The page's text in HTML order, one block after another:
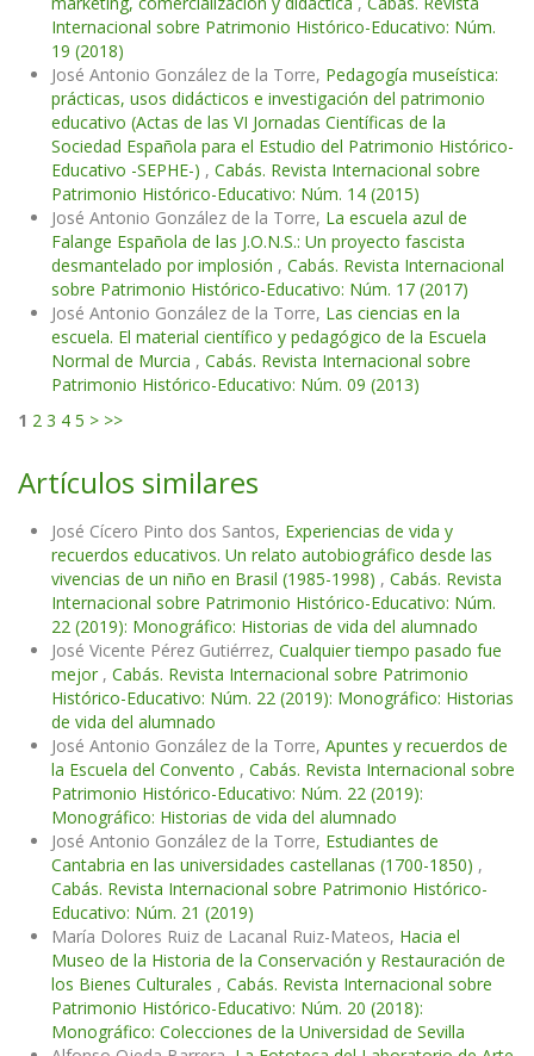
Internacional sobre Patrimonio Histórico-Educativo: Núm.
19 (2018)
José Antonio González de la Torre, Pedagogía museística:
prácticas, usos didácticos e investigación del patrimonio
educativo (Actas de las VI Jornadas Científicas de la
Sociedad Española para el Estudio del Patrimonio Histórico-
Educativo -SEPHE-) , Cabás. Revista Internacional sobre
Patrimonio Histórico-Educativo: Núm. 14 (2015)
José Antonio González de la Torre, La escuela azul de
Falange Española de las J.O.N.S.: Un proyecto fascista
desmantelado por implosión , Cabás. Revista Internacional
sobre Patrimonio Histórico-Educativo: Núm. 17 (2017)
José Antonio González de la Torre, Las ciencias en la
escuela. El material científico y pedagógico de la Escuela
Normal de Murcia , Cabás. Revista Internacional sobre
Patrimonio Histórico-Educativo: Núm. 09 (2013)
1 2 3 4 5 > >>
Artículos similares
José Cícero Pinto dos Santos, Experiencias de vida y
recuerdos educativos. Un relato autobiográfico desde las
vivencias de un niño en Brasil (1985-1998) , Cabás. Revista
Internacional sobre Patrimonio Histórico-Educativo: Núm.
22 (2019): Monográfico: Historias de vida del alumnado
José Vicente Pérez Gutiérrez, Cualquier tiempo pasado fue
mejor , Cabás. Revista Internacional sobre Patrimonio
Histórico-Educativo: Núm. 22 (2019): Monográfico: Historias
de vida del alumnado
José Antonio González de la Torre, Apuntes y recuerdos de
la Escuela del Convento , Cabás. Revista Internacional sobre
Patrimonio Histórico-Educativo: Núm. 22 (2019):
Monográfico: Historias de vida del alumnado
José Antonio González de la Torre, Estudiantes de
Cantabria en las universidades castellanas (1700-1850) ,
Cabás. Revista Internacional sobre Patrimonio Histórico-
Educativo: Núm. 21 (2019)
María Dolores Ruiz de Lacanal Ruiz-Mateos, Hacia el
Museo de la Historia de la Conservación y Restauración de
los Bienes Culturales , Cabás. Revista Internacional sobre
Patrimonio Histórico-Educativo: Núm. 20 (2018):
Monográfico: Colecciones de la Universidad de Sevilla